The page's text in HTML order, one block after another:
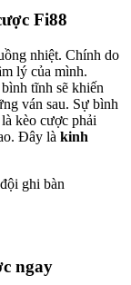
Fi88
nhiệt. Chính do
lý của mình.
tĩnh sẽ khiến
ván sau. Sự bình
kèo cược phải
Đây là kinh
ghi bàn
ngay